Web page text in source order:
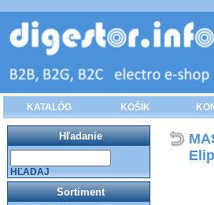
KATALÓG KOŠÍK
Hľadanie
HĽADAJ
Sortiment